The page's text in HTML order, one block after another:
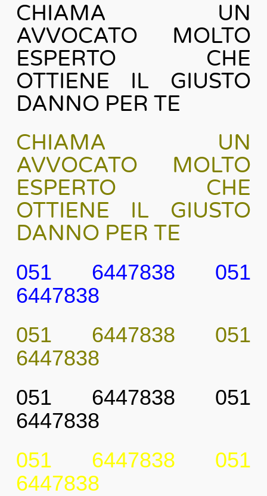
CHIAMA UN
AVVOCATO MOLTO
ESPERTO CHE
OTTIENE IL GIUSTO
DANNO PER TE
CHIAMA UN
AVVOCATO MOLTO
ESPERTO CHE
OTTIENE IL GIUSTO
DANNO PER TE
051 6447838 051
6447838
051 6447838 051
6447838
051 6447838 051
6447838
051 6447838 051
6447838